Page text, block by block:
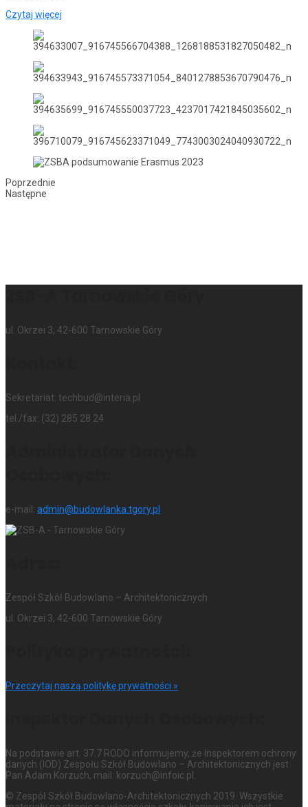
Czytaj więcej
Poprzednie
Następne
ul. Okrzei 3, 42-600 Tarnowskie Góry
Sekretariat: techbud@interia.pl
tel./fax: (32) 285 28 24
e-mail: admin@budowlanka.tgory.pl
Zespół Szkół Budowlano – Architektonicznych
ul. Okrzei 3, 42-600 Tarnowskie Góry
Przeczytaj naszą politykę prywatności »
Na podstawie art. 37.7 RODO informujemy, że Inspektorem ochrony
danych (IOD) Zespołu Szkół Budowlano – Architektonicznych jest
Pan Adam Korzuch, mail: korzuch@infoic.pl.
© Zespół Szkół Budowlano-Architektonicznych 2019. Wszystkie